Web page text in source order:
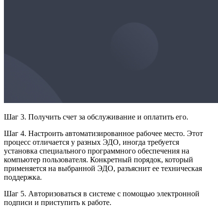
Шаг 3. Получить счет за обслуживание и оплатить его.
Шаг 4. Настроить автоматизированное рабочее место. Этот
процесс отличается у разных ЭДО, иногда требуется
установка специального программного обеспечения на
компьютер пользователя. Конкретный порядок, который
применяется на выбранной ЭДО, разъяснит ее техническая
поддержка.
Шаг 5. Авторизоваться в системе с помощью электронной
подписи и приступить к работе.